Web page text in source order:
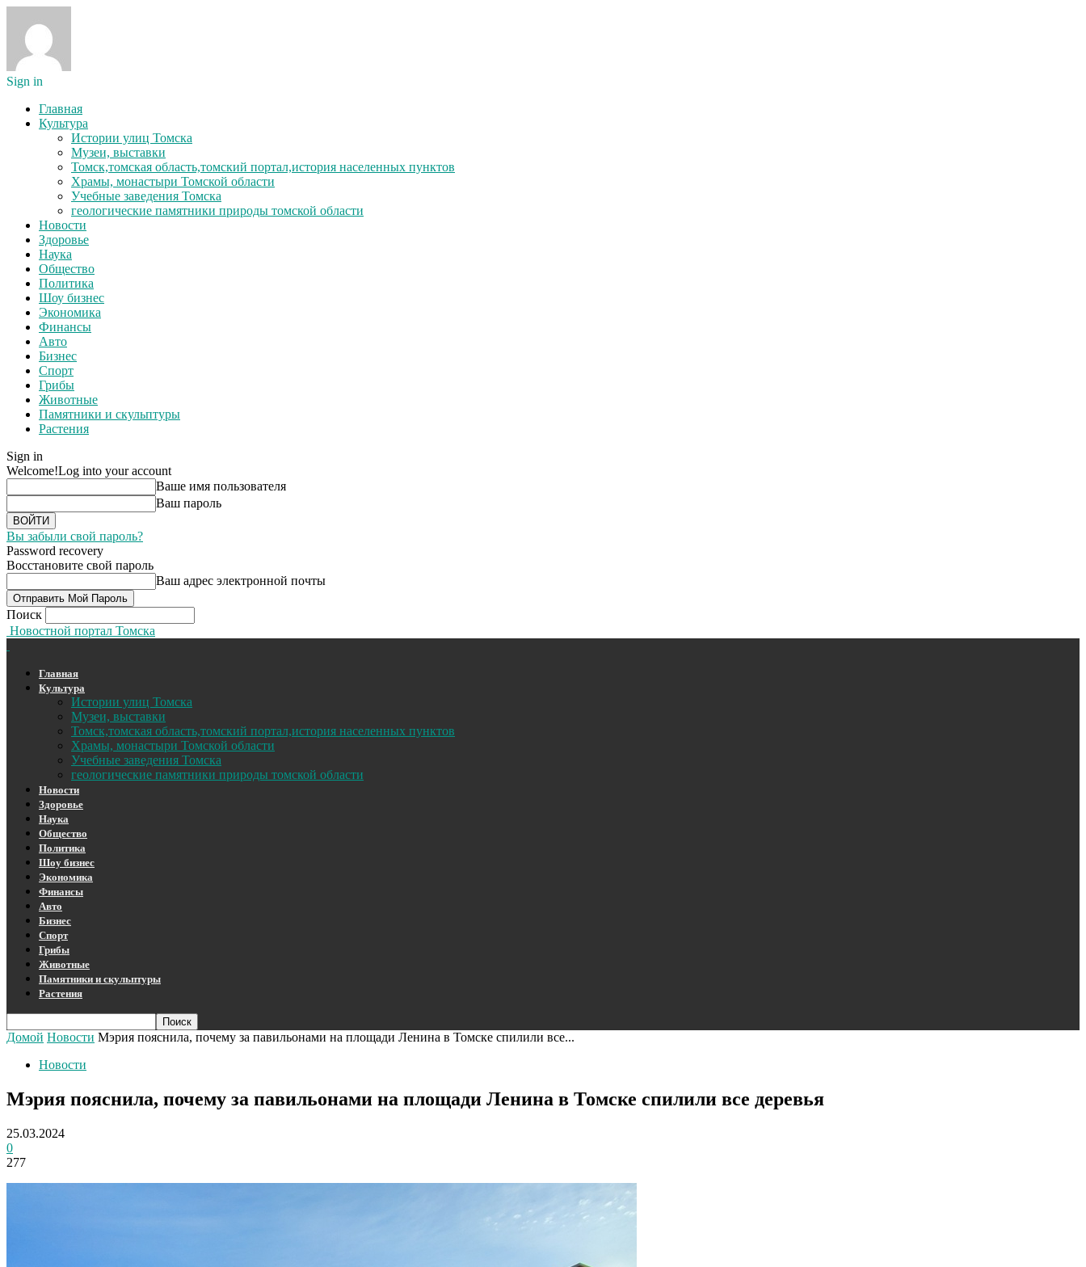
Sign in
Главная
Культура
Истории улиц Томска
Музеи, выставки
Томск,томская область,томский портал,история населенных пунктов
Храмы, монастыри Томской области
Учебные заведения Томска
геологические памятники природы томской области
Новости
Здоровье
Наука
Общество
Политика
Шоу бизнес
Экономика
Финансы
Авто
Бизнес
Спорт
Грибы
Животные
Памятники и скульптуры
Растения
Sign in
Welcome!Log into your account
Ваше имя пользователя
Ваш пароль
Вы забыли свой пароль?
Password recovery
Восстановите свой пароль
Ваш адрес электронной почты
Поиск
Новостной портал Томска
Главная
Культура
Истории улиц Томска
Музеи, выставки
Томск,томская область,томский портал,история населенных пунктов
Храмы, монастыри Томской области
Учебные заведения Томска
геологические памятники природы томской области
Новости
Здоровье
Наука
Общество
Политика
Шоу бизнес
Экономика
Финансы
Авто
Бизнес
Спорт
Грибы
Животные
Памятники и скульптуры
Растения
Домой Новости Мэрия пояснила, почему за павильонами на площади Ленина в Томске спилили все...
Новости
Мэрия пояснила, почему за павильонами на площади Ленина в Томске спилили все деревья
25.03.2024
0
277